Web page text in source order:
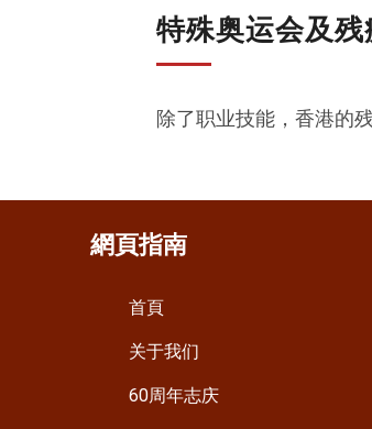
特殊奥运会及
除了职业技能，香港的
網頁指南
首頁
关于我们
60周年志庆